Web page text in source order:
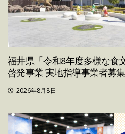
福井県「令和8年度多様な食
啓発事業 実地指導事業者募
2026年8月8日